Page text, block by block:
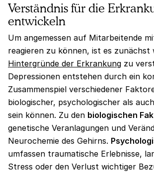
Verständnis für die
entwickeln
Um angemessen auf Mitarbeitende
reagieren zu können, ist es zunächst
Hintergründe der Erkrankung zu
Depressionen entstehen durch ein
Zusammenspiel verschiedener
biologischer, psychologischer als
sein können. Zu den biologischen
genetische Veranlagungen und
Neurochemie des Gehirns.
umfassen traumatische Erlebnisse,
Stress oder den Verlust wichtiger